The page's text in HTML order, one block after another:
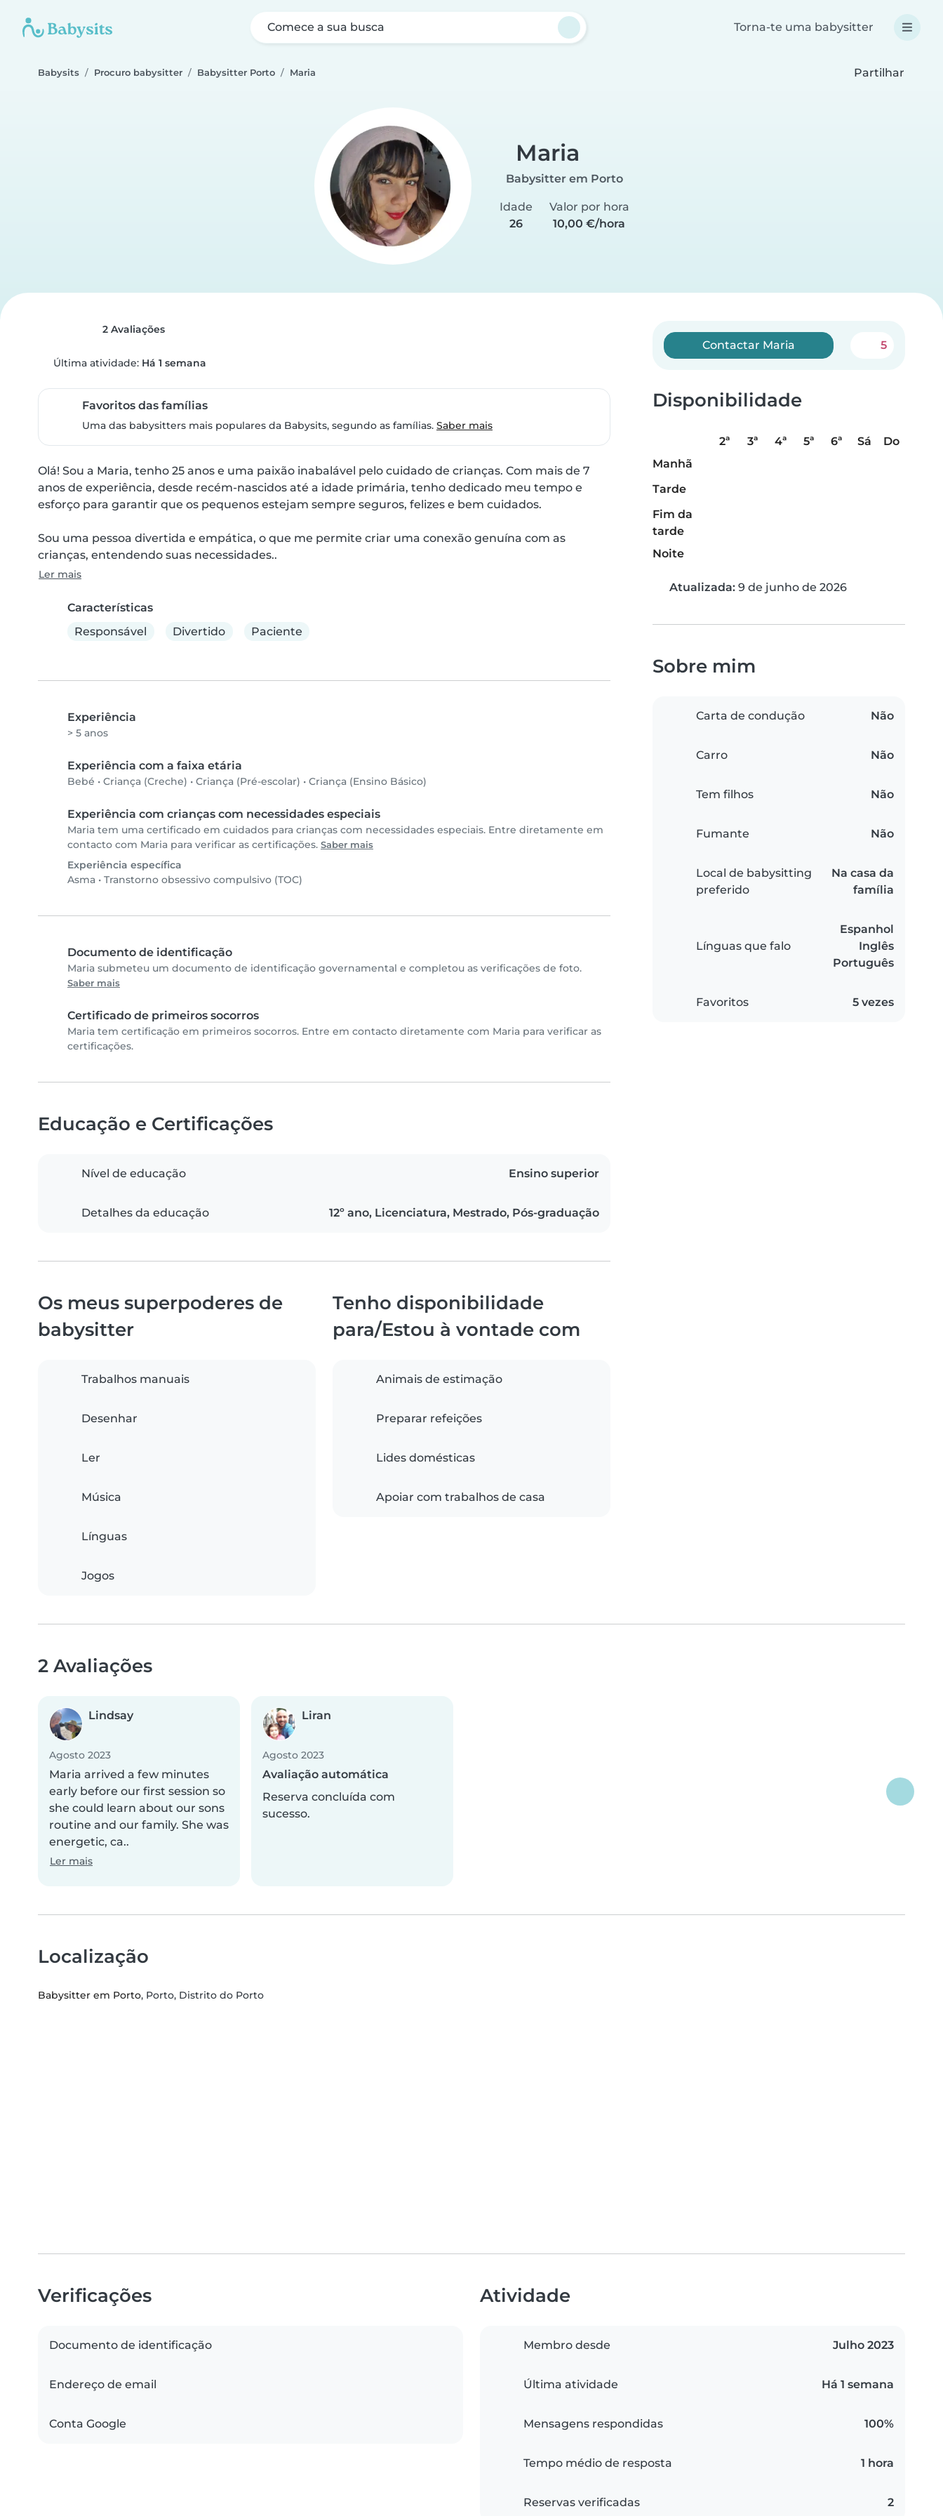
Comece a sua busca Torna-te uma babysitter
Babysits Procuro babysitter Babysitter Porto Maria Partilhar
Maria
Babysitter em Porto
Idade
26
Valor por hora
10,00 €/hora
2 Avaliações
Última atividade: Há 1 semana
Favoritos das famílias
Uma das babysitters mais populares da Babysits, segundo as famílias. Saber mais
Olá! Sou a Maria, tenho 25 anos e uma paixão inabalável pelo cuidado de crianças. Com mais de 7
anos de experiência, desde recém-nascidos até a idade primária, tenho dedicado meu tempo e
esforço para garantir que os pequenos estejam sempre seguros, felizes e bem cuidados.
Sou uma pessoa divertida e empática, o que me permite criar uma conexão genuína com as
crianças, entendendo suas necessidades..
Ler mais
Características
Responsável
Divertido Paciente
Experiência
> 5 anos
Experiência com a faixa etária
Bebé • Criança (Creche) • Criança (Pré-escolar) • Criança (Ensino Básico)
Experiência com crianças com necessidades especiais
Maria tem uma certificado em cuidados para crianças com necessidades especiais. Entre diretamente em
contacto com Maria para verificar as certificações. Saber mais
Experiência específica
Asma • Transtorno obsessivo compulsivo (TOC)
Documento de identificação
Maria submeteu um documento de identificação governamental e completou as verificações de foto.
Saber mais
Certificado de primeiros socorros
Maria tem certificação em primeiros socorros. Entre em contacto diretamente com Maria para verificar as
certificações.
Contactar Maria 5
Disponibilidade
2ª 3ª 4ª 5ª 6ª Sá
Do
Manhã
Tarde
Fim da
tarde
Noite
Atualizada: 9 de junho de 2026
Sobre mim
Carta de condução Não
Carro Não
Tem filhos Não
Fumante Não
Local de babysitting
preferido
Na casa da
família
Línguas que falo
Espanhol
Inglês
Português
Favoritos 5 vezes
Educação e Certificações
Nível de educação Ensino superior
Detalhes da educação 12º ano, Licenciatura, Mestrado, Pós-graduação
Os meus superpoderes de
babysitter
Trabalhos manuais
Desenhar
Ler
Música
Línguas
Jogos
Tenho disponibilidade
para/Estou à vontade com
Animais de estimação
Preparar refeições
Lides domésticas
Apoiar com trabalhos de casa
2 Avaliações
Lindsay
Agosto 2023
Maria arrived a few minutes
early before our first session so
she could learn about our sons
routine and our family. She was
energetic, ca..
Ler mais
Liran
Agosto 2023
Avaliação automática
Reserva concluída com
sucesso.
Localização
Babysitter em Porto, Porto, Distrito do Porto
Verificações
Documento de identificação
Endereço de email
Conta Google
Atividade
Membro desde Julho 2023
Última atividade Há 1 semana
Mensagens respondidas 100%
Tempo médio de resposta 1 hora
Reservas verificadas 2